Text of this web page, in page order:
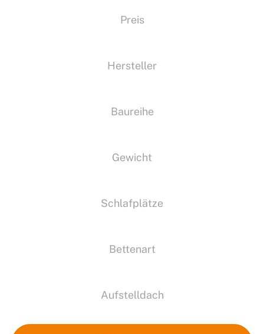
Preis
Hersteller
Baureihe
Gewicht
Schlafplätze
Bettenart
Aufstelldach